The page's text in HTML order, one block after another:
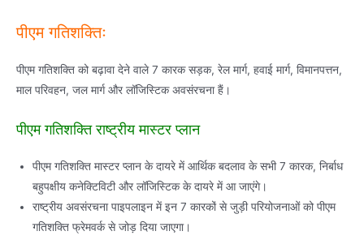
पीएम गतिशक्तिः
पीएम गतिशक्ति को बढ़ावा देने वाले 7 कारक सड़क, रेल मार्ग, हवाई मार्ग, विमानपत्तन,
माल परिवहन, जल मार्ग और लॉजिस्टिक अवसंरचना हैं।
पीएम गतिशक्ति राष्ट्रीय मास्टर प्लान
पीएम गतिशक्ति मास्टर प्लान के दायरे में आर्थिक बदलाव के सभी 7 कारक, निर्बाध
बहुपक्षीय कनेक्टिविटी और लॉजिस्टिक के दायरे में आ जाएंगे।
राष्ट्रीय अवसंरचना पाइपलाइन में इन 7 कारकों से जुड़ी परियोजनाओं को पीएम
गतिशक्ति फ्रेमवर्क से जोड़ दिया जाएगा।